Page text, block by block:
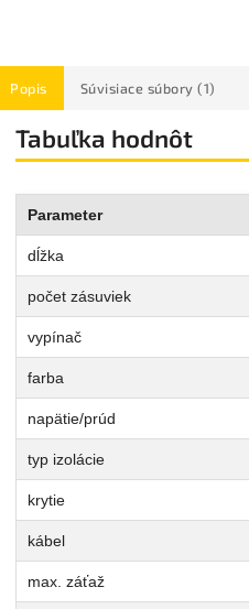
Popis Súvisiace súbory (1)
Tabuľka hodnôt
Parameter
dĺžka
počet zásuviek
vypínač
farba
napätie/prúd
typ izolácie
krytie
kábel
max. záťaž